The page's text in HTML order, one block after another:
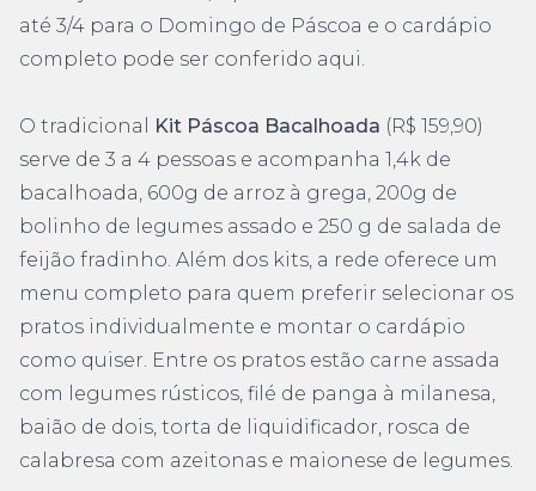
até 3/4 para o Domingo de Páscoa e o cardápio
completo pode ser conferido aqui.
O tradicional Kit Páscoa Bacalhoada (R$ 159,90)
serve de 3 a 4 pessoas e acompanha 1,4k de
bacalhoada, 600g de arroz à grega, 200g de
bolinho de legumes assado e 250 g de salada de
feijão fradinho. Além dos kits, a rede oferece um
menu completo para quem preferir selecionar os
pratos individualmente e montar o cardápio
como quiser. Entre os pratos estão carne assada
com legumes rústicos, filé de panga à milanesa,
baião de dois, torta de liquidificador, rosca de
calabresa com azeitonas e maionese de legumes.